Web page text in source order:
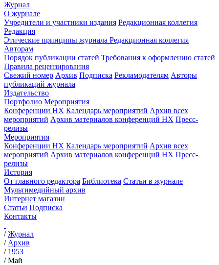
Журнал
О журнале
Учредители и участники издания Редакционная коллегия
Редакция
Этические принципы журнала Редакционная коллегия
Авторам
Порядок публикации статей Требования к оформлению статей
Правила рецензирования
Свежий номер Архив Подписка Рекламодателям Авторы
публикаций журнала
Издательство
Портфолио Мероприятия
Конференции НХ Календарь мероприятий Архив всех
мероприятий Архив материалов конференций НХ Пресс-
релизы
Мероприятия
Конференции НХ Календарь мероприятий Архив всех
мероприятий Архив материалов конференций НХ Пресс-
релизы
История
От главного редактора Библиотека Статьи в журнале
Мультимедийный архив
Интернет магазин
Статьи Подписка
Контакты
/Журнал
/ Архив
/ 1953
/Май